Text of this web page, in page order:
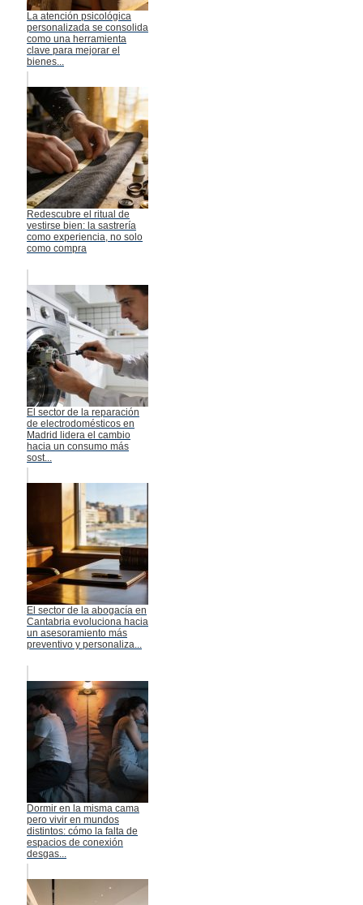
La atención psicológica
personalizada se consolida
como una herramienta
clave para mejorar el
bienes...
Redescubre el ritual de
vestirse bien: la sastrería
como experiencia, no solo
como compra
El sector de la reparación
de electrodomésticos en
Madrid lidera el cambio
hacia un consumo más
sost...
El sector de la abogacía en
Cantabria evoluciona hacia
un asesoramiento más
preventivo y personaliza...
Dormir en la misma cama
pero vivir en mundos
distintos: cómo la falta de
espacios de conexión
desgas...